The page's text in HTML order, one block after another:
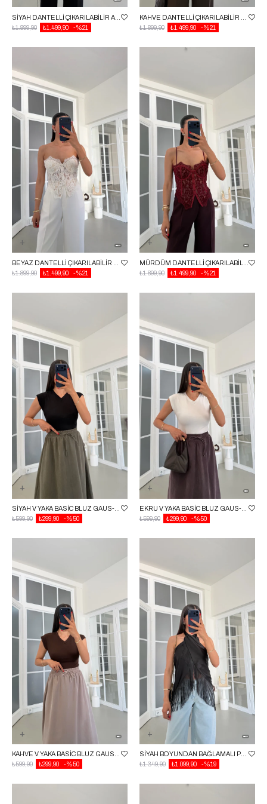
%21
₺1.499,90
₺1.899,90
%21
₺1.499,90
₺1.899,90
%21
₺1.499,90
₺1.899,90
%21
₺1.499,90
₺1.899,90
%50
₺299,90
₺599,90
%50
₺299,90
₺599,90
KAHVE V YAKA BASIC BLUZ GAUS-01742
%50
₺299,90
₺599,90
SIYAH BOYUNDAN BAĞLAMALI PÜSKÜLLÜ SATEN BLUZ GAUS-01818
%19
₺1.099,90
₺1.349,90